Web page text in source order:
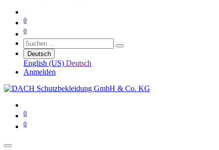
0
0
Deutsch
English (US) Deutsch
Anmelden
0
0